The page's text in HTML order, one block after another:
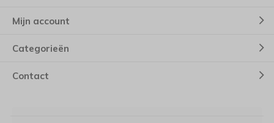
Mijn account
Categorieën
Contact